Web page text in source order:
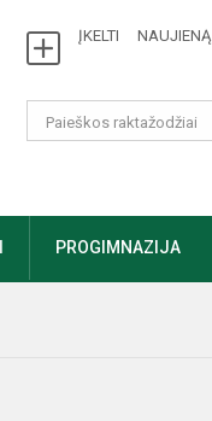
ĮKELTI NAUJIENĄ
PROGIMNAZIJA